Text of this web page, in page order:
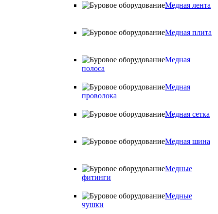
Медная лента
Медная плита
Медная
полоса
Медная
проволока
Медная сетка
Медная шина
Медные
фитинги
Медные
чушки